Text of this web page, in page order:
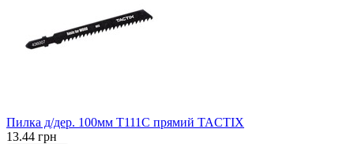
Пилка д/дер. 100мм Т111C прямий TACTIX
13.44 грн